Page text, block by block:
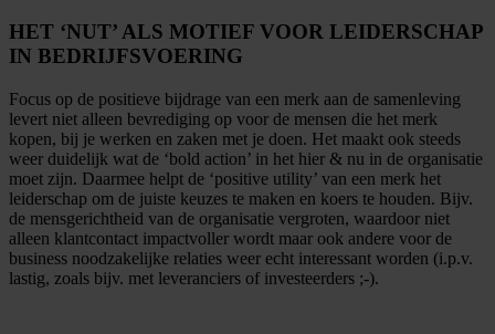
HET ‘NUT’ ALS MOTIEF VOOR LEIDERSCHAP
IN BEDRIJFSVOERING
Focus op de positieve bijdrage van een merk aan de samenleving
levert niet alleen bevrediging op voor de mensen die het merk
kopen, bij je werken en zaken met je doen. Het maakt ook steeds
weer duidelijk wat de ‘bold action’ in het hier & nu in de organisatie
moet zijn. Daarmee helpt de ‘positive utility’ van een merk het
leiderschap om de juiste keuzes te maken en koers te houden. Bijv.
de mensgerichtheid van de organisatie vergroten, waardoor niet
alleen klantcontact impactvoller wordt maar ook andere voor de
business noodzakelijke relaties weer echt interessant worden (i.p.v.
lastig, zoals bijv. met leveranciers of investeerders ;-).